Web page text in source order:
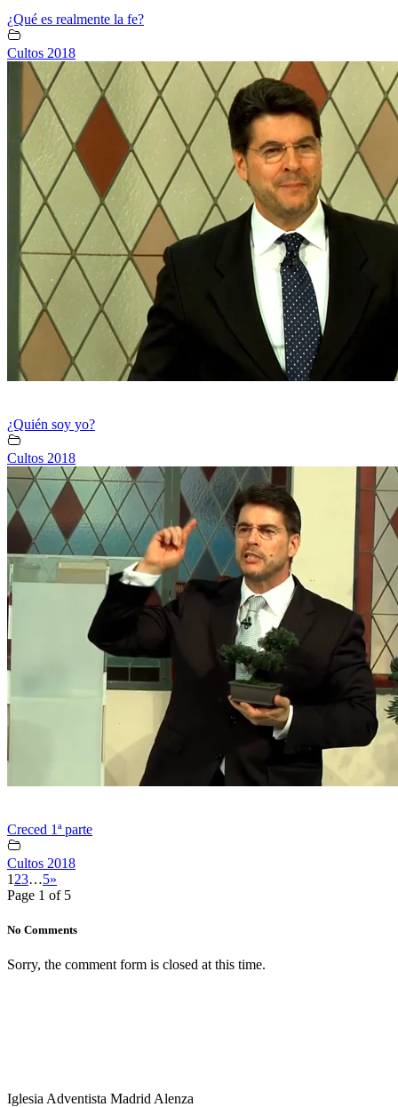
¿Qué es realmente la fe?
Cultos 2018
¿Quién soy yo?
Cultos 2018
Creced 1ª parte
Cultos 2018
1 23…5»
Page 1 of 5
No Comments
Sorry, the comment form is closed at this time.
Iglesia Adventista Madrid Alenza